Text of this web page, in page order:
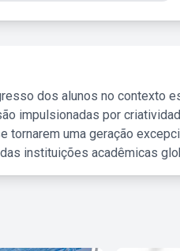
dos alunos no contexto
impulsionadas por
tornarem uma geração
instituições acadêmicas